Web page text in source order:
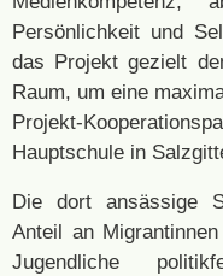
Persönlichkeit und
das Projekt gezielt
Raum, um eine
Projekt-
Hauptschule in
Die dort ansässige
Anteil an
Jugendliche